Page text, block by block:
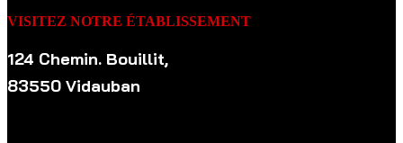
VISITEZ NOTRE ÉTABLISSEMENT
124 Chemin. Bouillit,
83550 Vidauban